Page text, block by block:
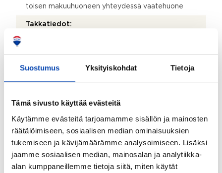
Suostumus Yksityiskohdat Tietoja
Tämä sivusto käyttää evästeitä
Käytämme evästeitä tarjoamamme sisällön ja mainosten
räätälöimiseen, sosiaalisen median ominaisuuksien
tukemiseen ja kävijämäärämme analysoimiseen. Lisäksi
jaamme sosiaalisen median, mainosalan ja analytiikka-
alan kumppaneillemme tietoja siitä, miten käytät
toisen makuuhuoneen yhteydessä vaatehuone
Takkatiedot:
Terassi:
Ei
Vaatehuone, kylmä ulkovarasto ja vintti
Kohteessa on satelliittiantenni:
Ei
Taloyhtiössä on antenni:
Ei